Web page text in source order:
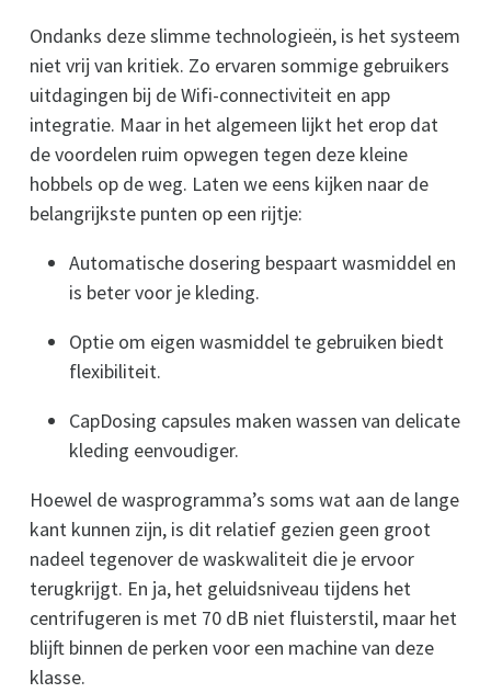
Ondanks deze slimme technologieën, is het systeem
niet vrij van kritiek. Zo ervaren sommige gebruikers
uitdagingen bij de Wifi-connectiviteit en app
integratie. Maar in het algemeen lijkt het erop dat
de voordelen ruim opwegen tegen deze kleine
hobbels op de weg. Laten we eens kijken naar de
belangrijkste punten op een rijtje:
Automatische dosering bespaart wasmiddel en
is beter voor je kleding.
Optie om eigen wasmiddel te gebruiken biedt
flexibiliteit.
CapDosing capsules maken wassen van delicate
kleding eenvoudiger.
Hoewel de wasprogramma’s soms wat aan de lange
kant kunnen zijn, is dit relatief gezien geen groot
nadeel tegenover de waskwaliteit die je ervoor
terugkrijgt. En ja, het geluidsniveau tijdens het
centrifugeren is met 70 dB niet fluisterstil, maar het
blijft binnen de perken voor een machine van deze
klasse.